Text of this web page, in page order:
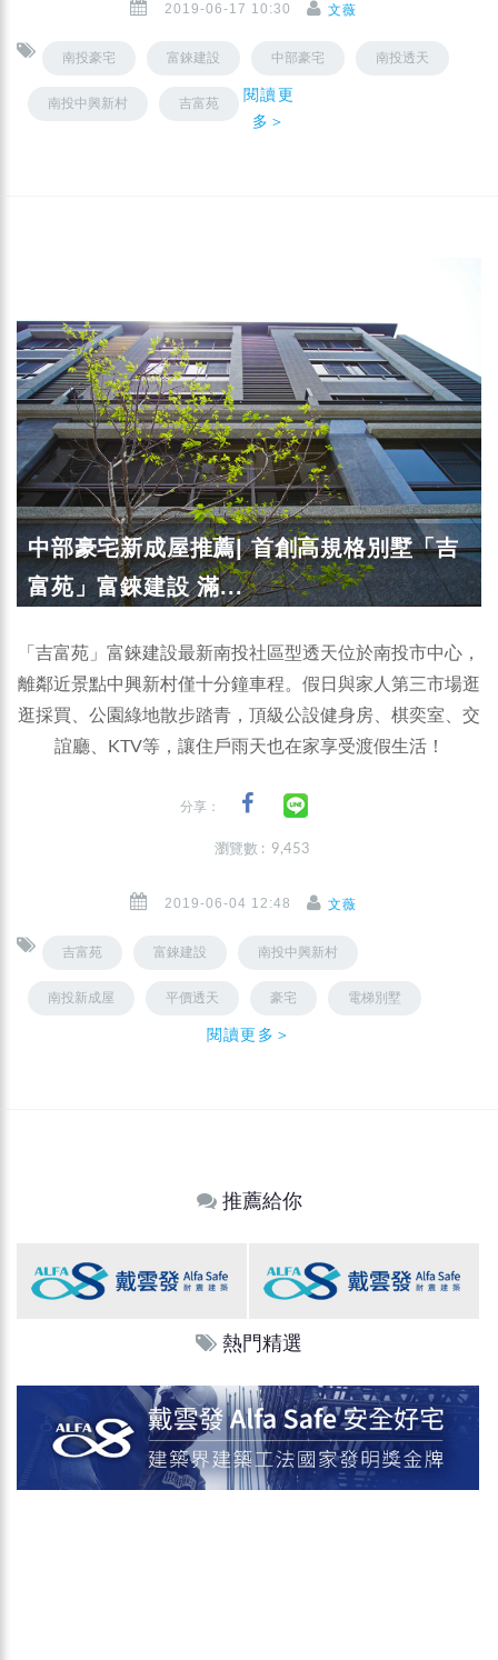
2019-06-17 10:30 文薇
南投豪宅 富錸建設 中部豪宅 南投透天
南投中興新村 吉富苑
閱讀更
多＞
中部豪宅新成屋推薦| 首創高規格別墅「吉
富苑」富錸建設 滿...
「吉富苑」富錸建設最新南投社區型透天位於南投市中心，
離鄰近景點中興新村僅十分鐘車程。假日與家人第三市場逛
逛採買、公園綠地散步踏青，頂級公設健身房、棋奕室、交
誼廳、KTV等，讓住戶雨天也在家享受渡假生活！
分享：
瀏覽數 : 9,453
2019-06-04 12:48 文薇
吉富苑 富錸建設 南投中興新村
南投新成屋 平價透天 豪宅 電梯別墅
閱讀更多＞
推薦給你
熱門精選